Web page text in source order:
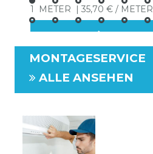
1 METER | 35,70 € / METER
MONTAGESERVICE
ALLE ANSEHEN